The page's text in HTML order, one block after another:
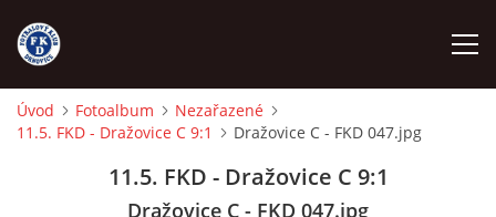
ÚVOD
Úvod Fotoalbum
Nezařazené
11.5. FKD - Dražovice C 9:1
Dražovice C - FKD 047.jpg
11.5. FKD - Dražovice C 9:1
Dražovice C - FKD 047.jpg